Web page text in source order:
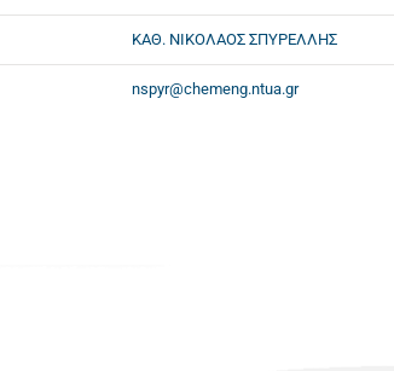
ΚΑΘ. ΝΙΚΟΛΑΟΣ ΣΠΥΡΕΛΛΗΣ
nspyr@chemeng.ntua.gr